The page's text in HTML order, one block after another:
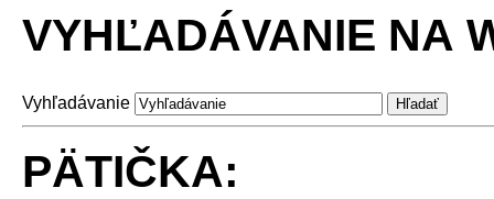
VYHĽADÁVANIE NA
Vyhľadávanie
PÄTIČKA: